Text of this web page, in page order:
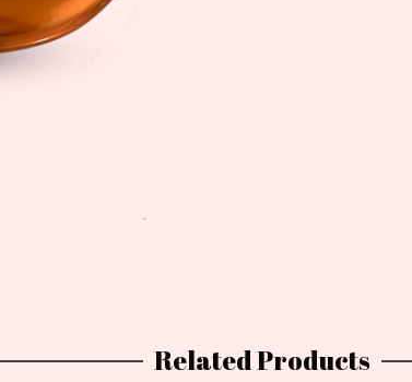
Related Products